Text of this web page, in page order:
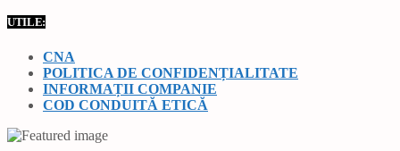
UTILE:
CNA
POLITICA DE CONFIDENȚIALITATE
INFORMAȚII COMPANIE
COD CONDUITĂ ETICĂ